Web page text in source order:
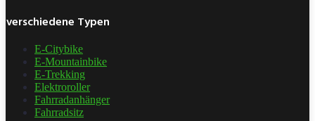
verschiedene Typen
E-Citybike
E-Mountainbike
E-Trekking
Elektroroller
Fahrradanhänger
Fahrradsitz